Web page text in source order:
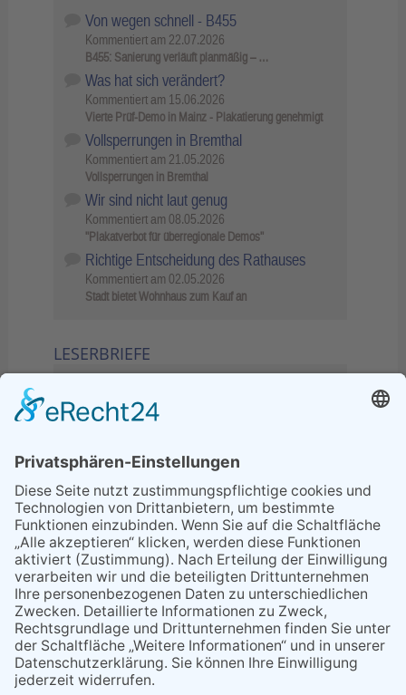
Von wegen schnell - B455
Kommentiert am 22.07.2026
B455: Sanierung verläuft planmäßig – …
Was hat sich verändert?
Kommentiert am 15.06.2026
Vierte Prüf-Demo in Mainz - Plakatierung genehmigt
Vollsperrungen in Bremthal
Kommentiert am 21.05.2026
Vollsperrungen in Bremthal
Wir sind nicht laut genug
Kommentiert am 08.05.2026
"Plakatverbot für überregionale Demos"
Richtige Entscheidung des Rathauses
Kommentiert am 02.05.2026
Stadt bietet Wohnhaus zum Kauf an
LESERBRIEFE
Sperrung B455: Kleiner
Grenzverkehr statt weite Wege
21.04.2026
Wenn Bahn-Computer nicht
miteinander kommunizieren
11.03.2026
"Plakatverbot für überregionale
Demos"
04.02.2026
Gelbe Tonne – Ein kleiner Blick
über den Tellerand
04.02.2026
Plastikersparnis durch Nutzung
von Gelber Tonne statt Säcken